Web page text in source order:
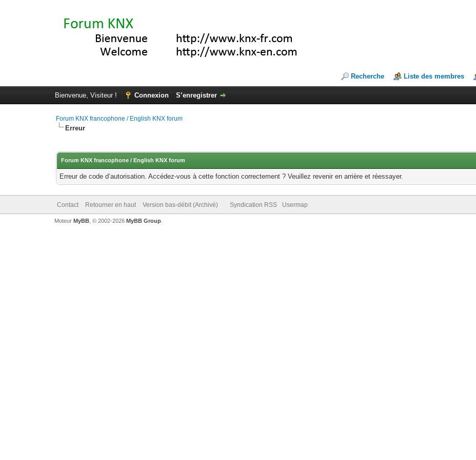
Recherche Liste des membres
Bienvenue, Visiteur ! Connexion S’enregistrer
Forum KNX francophone / English KNX forum
Erreur
Forum KNX francophone / English KNX forum
Erreur de code d’autorisation. Accédez-vous à cette fonction correctement ? Veuillez revenir en arrière et réessayer.
Contact Retourner en haut Version bas-débit (Archivé) Syndication RSS Usermap
Moteur MyBB, © 2002-2026 MyBB Group.